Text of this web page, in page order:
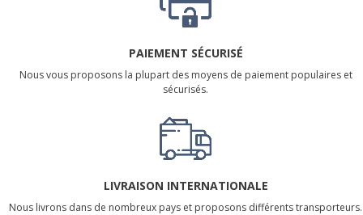
PAIEMENT SÉCURISÉ
Nous vous proposons la plupart des moyens de paiement populaires et
sécurisés.
LIVRAISON INTERNATIONALE
Nous livrons dans de nombreux pays et proposons différents transporteurs.